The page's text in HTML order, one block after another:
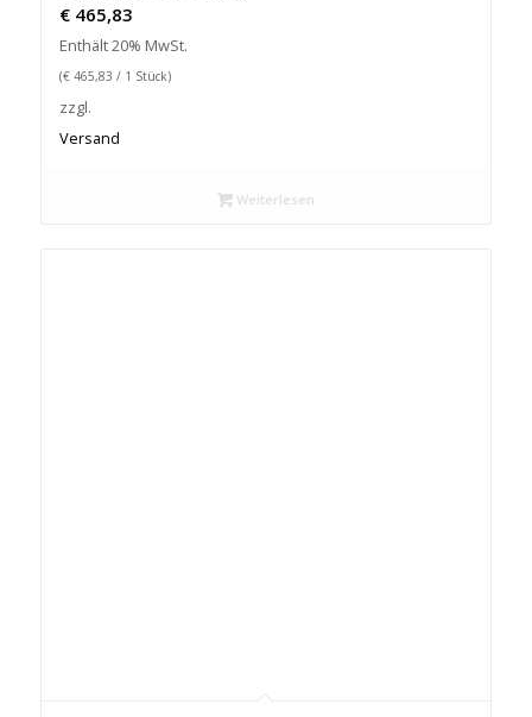
€465,83
Enthält 20% MwSt.
(€465,83 / 1 Stück)
zzgl.
Versand
Weiterlesen